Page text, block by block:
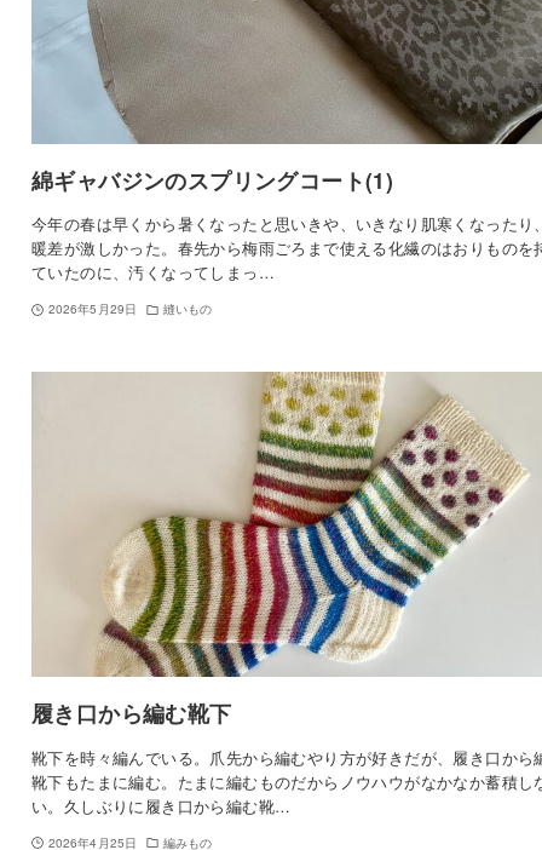
綿ギャバジンのスプリングコート(1)
今年の春は早くから暑くなったと思いきや、いきなり肌寒くなったり
暖差が激しかった。春先から梅雨ごろまで使える化繊のはおりものを
ていたのに、汚くなってしまっ…
2026年5月29日 縫いもの
履き口から編む靴下
靴下を時々編んでいる。爪先から編むやり方が好きだが、履き口から
靴下もたまに編む。たまに編むものだからノウハウがなかなか蓄積し
い。久しぶりに履き口から編む靴…
2026年4月25日 編みもの